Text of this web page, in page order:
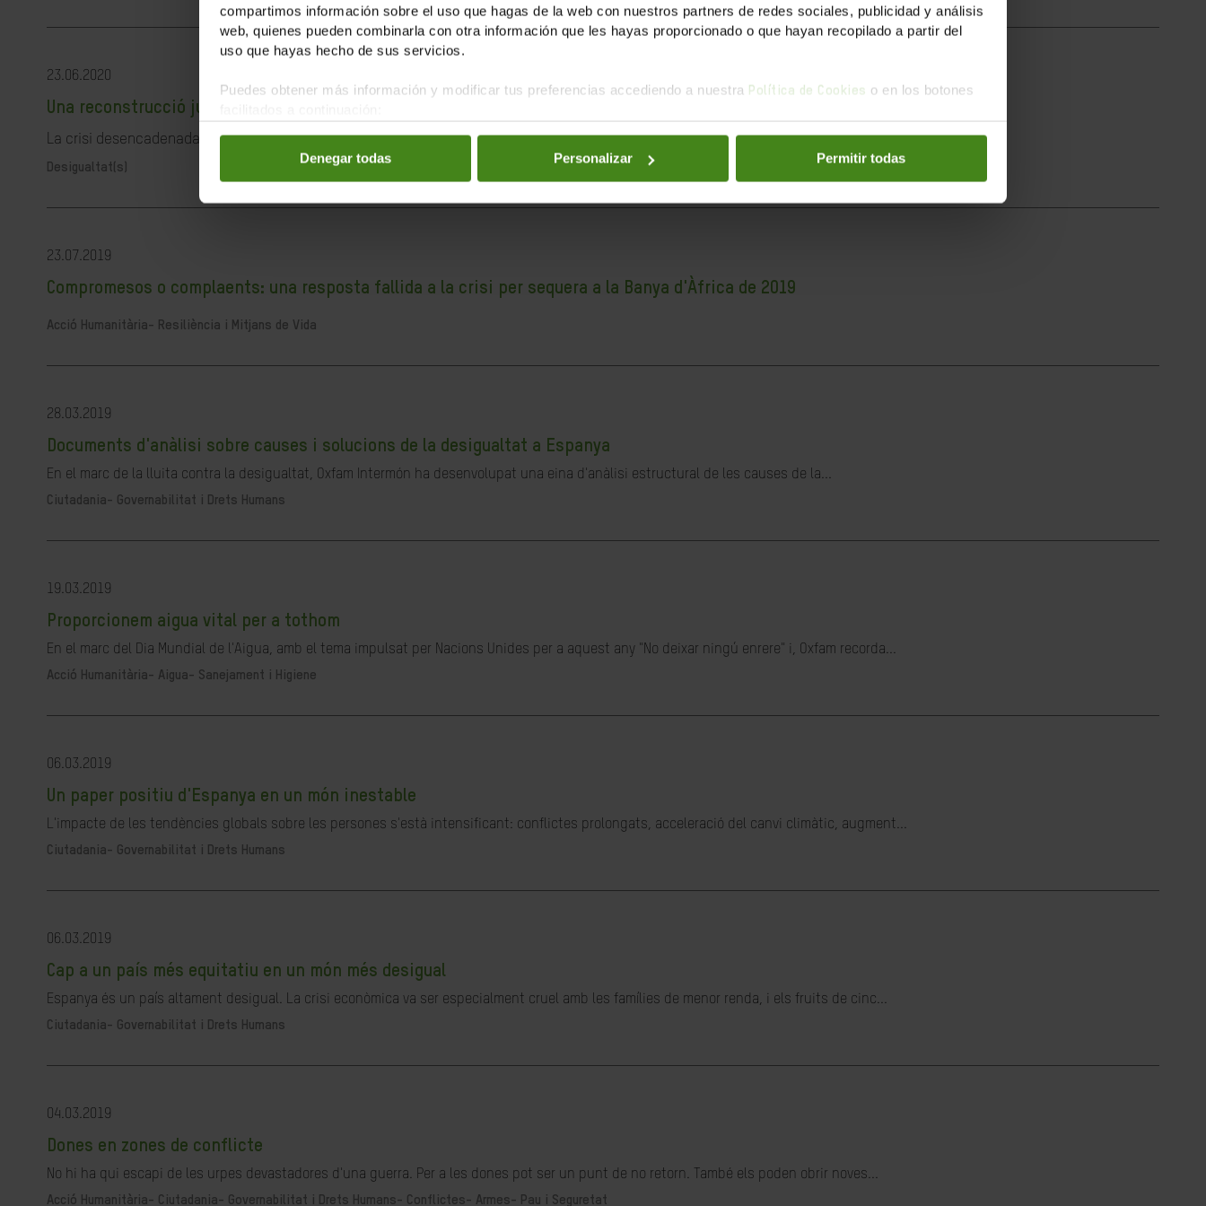
compartimos información sobre el uso que hagas de la web con nuestros partners de redes sociales, publicidad y análisis
web, quienes pueden combinarla con otra información que les hayas proporcionado o que hayan recopilado a partir del
uso que hayas hecho de sus servicios.
Puedes obtener más información y modificar tus preferencias accediendo a nuestra Política de Cookies o en los botones
Denegar todas Personalizar Permitir todas
23.06.2020
Una reconstrucció justa és possible i necessària
La crisi desencadenada per la pandèmia de la COVID-19 ha revelat la debilitat del nostre sistema sanitari, les limitacions de les...
Desigualtat(s)
23.07.2019
Compromesos o complaents: una resposta fallida a la crisi per sequera a la Banya d'Àfrica de 2019
Acció Humanitària- Resiliència i Mitjans de Vida
28.03.2019
Documents d'anàlisi sobre causes i solucions de la desigualtat a Espanya
En el marc de la lluita contra la desigualtat, Oxfam Intermón ha desenvolupat una eina d'anàlisi estructural de les causes de la...
Ciutadania- Governabilitat i Drets Humans
19.03.2019
Proporcionem aigua vital per a tothom
En el marc del Dia Mundial de l'Aigua, amb el tema impulsat per Nacions Unides per a aquest any "No deixar ningú enrere" i, Oxfam recorda...
Acció Humanitària- Aigua- Sanejament i Higiene
06.03.2019
Un paper positiu d'Espanya en un món inestable
L'impacte de les tendències globals sobre les persones s'està intensificant: conflictes prolongats, acceleració del canvi climàtic, augment...
Ciutadania- Governabilitat i Drets Humans
06.03.2019
Cap a un país més equitatiu en un món més desigual
Espanya és un país altament desigual. La crisi econòmica va ser especialment cruel amb les famílies de menor renda, i els fruits de cinc...
Ciutadania- Governabilitat i Drets Humans
04.03.2019
Dones en zones de conflicte
No hi ha qui escapi de les urpes devastadores d'una guerra. Per a les dones pot ser un punt de no retorn. També els poden obrir noves...
Acció Humanitària- Ciutadania- Governabilitat i Drets Humans- Conflictes- Armes- Pau i Seguretat